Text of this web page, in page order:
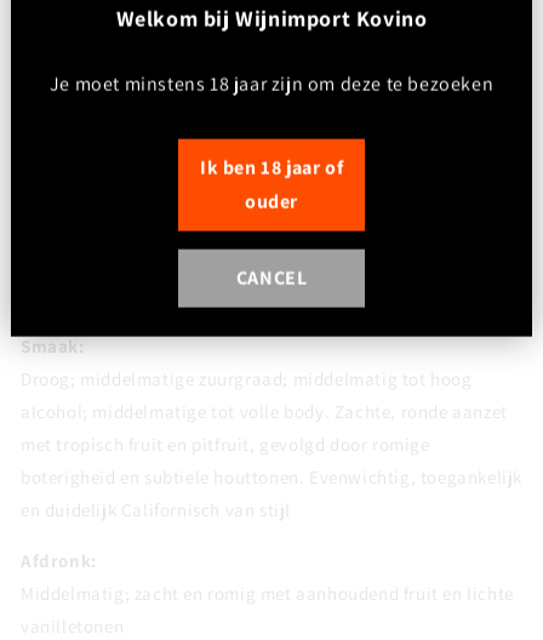
Helder citroengeel tot licht goud; middelmatige
Neus (intensiteit: middel+):
Rijp en fruitgedreven met aroma’s van tropisch fruit (ananas,
mango), rijpe appel en peer, aangevuld met secundaire tonen
Smaak:
Droog; middelmatige zuurgraad; middelmatig tot hoog
alcohol; middelmatige tot volle body. Zachte, ronde aanzet
met tropisch fruit en pitfruit, gevolgd door romige
boterigheid en subtiele houttonen. Evenwichtig, toegankelijk
en duidelijk Californisch van stijl
Afdronk:
Middelmatig; zacht en romig met aanhoudend fruit en lichte
vanilletonen
Welkom bij Wijnimport Kovino
Je moet minstens 18 jaar zijn om deze te bezoeken
Ik ben 18 jaar of
ouder
CANCEL